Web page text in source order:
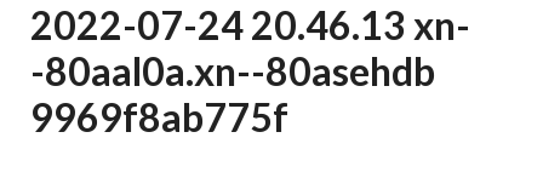
2022-07-24 20.46.13 xn-
-80aal0a.xn--80asehdb
9969f8ab775f